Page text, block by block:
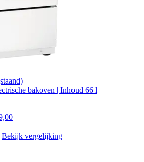
bakoven | Inhoud 66 l
Bekijk vergelijking